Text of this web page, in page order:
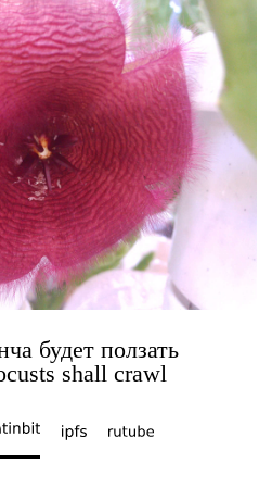
будет ползать
shall crawl